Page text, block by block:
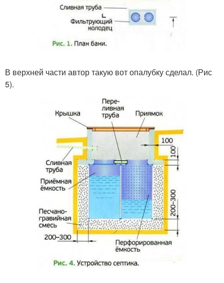
В верхней части автор такую вот опалубку сделал. (Рис
5).